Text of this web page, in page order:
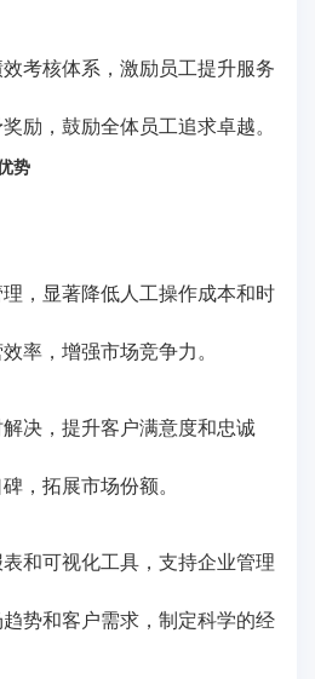
考核体系，激励员工提升服务
励，鼓励全体员工追求卓越。
势
，显著降低人工操作成本和时
率，增强市场竞争力。
决，提升客户满意度和忠诚
，拓展市场份额。
和可视化工具，支持企业管理
势和客户需求，制定科学的经